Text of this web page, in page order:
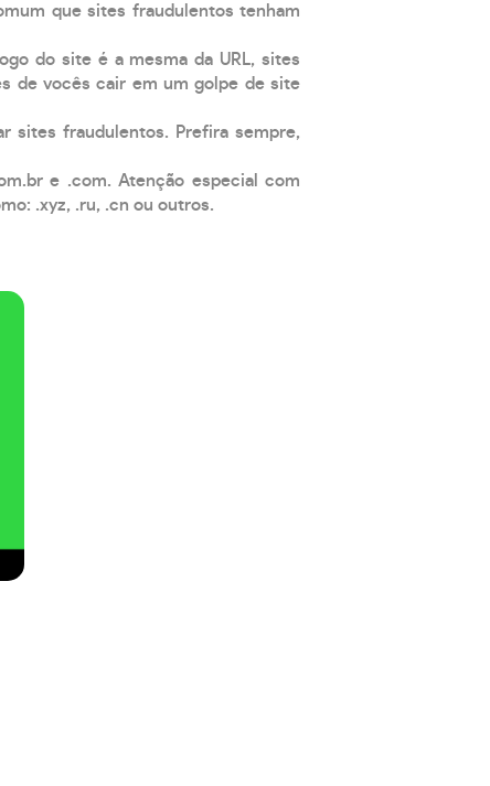
que sites fraudulentos tenham
do site é a mesma da URL, sites
de vocês cair em um golpe de site
sites fraudulentos. Prefira sempre,
e .com. Atenção especial com
.xyz, .ru, .cn ou outros.